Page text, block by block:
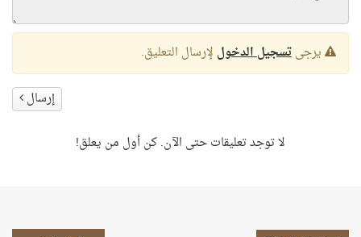
يرجىتسجيل الدخول لإرسال التعليق.
إرسال
لا توجد تعليقات حتى الآن. كن أول من يعلق!